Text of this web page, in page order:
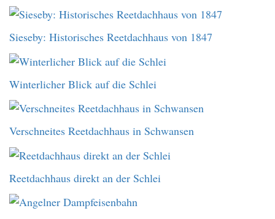
Sieseby: Historisches Reetdachhaus von 1847
Winterlicher Blick auf die Schlei
Verschneites Reetdachhaus in Schwansen
Reetdachhaus direkt an der Schlei